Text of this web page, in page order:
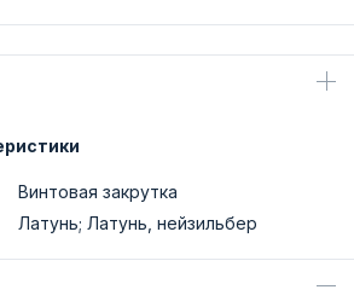
Винтовая закрутка
Латунь; Латунь, нейзильбер